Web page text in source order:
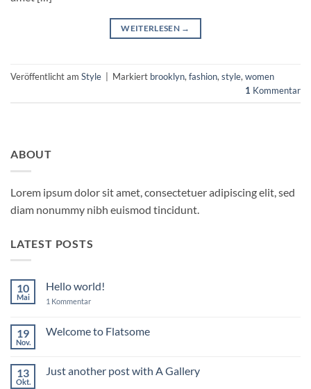
WEITERLESEN →
Veröffentlicht am Style Markiert brooklyn, fashion, style, women
1 Kommentar
ABOUT
Lorem ipsum dolor sit amet, consectetuer adipiscing elit, sed
diam nonummy nibh euismod tincidunt.
LATEST POSTS
10
Mai
Hello world!
1 Kommentarzu
19
Nov.
Welcome to Flatsome
Welcome
13
Okt.
Just another post with A Gallery